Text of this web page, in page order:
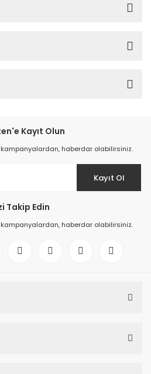
Kayıt Olun
haberdar olabilirsiniz.
Kayıt Ol
Takip Edin
haberdar olabilirsiniz.